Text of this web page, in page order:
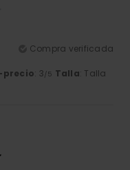
Compra verificada
precio: 3/5 Talla: Talla